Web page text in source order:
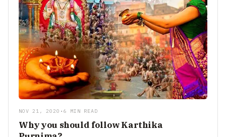
NOV 21, 2020 • 6 MIN READ
Why you should follow Karthika